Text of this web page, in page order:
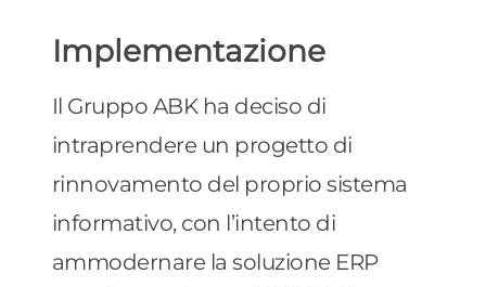
Implementazione
Il Gruppo ABK ha deciso di
intraprendere un progetto di
rinnovamento del proprio sistema
informativo, con l’intento di
ammodernare la soluzione ERP